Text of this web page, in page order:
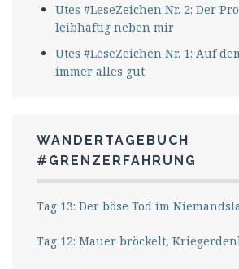
Utes #LeseZeichen Nr. 2: Der
leibhaftig neben mir
Utes #LeseZeichen Nr. 1: Auf
immer alles gut
WANDERTAGEBUCH
#GRENZERFAHRUNG
Tag 13: Der böse Tod im
Tag 12: Mauer bröckelt,